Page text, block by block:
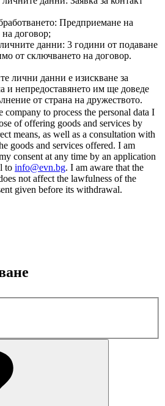
Предприемане на
договор;
данни: 3 години от подаване
от сключването на договор.
лични данни е изискване за
и непредоставянето им ще доведе
от страна на дружеството.
company to process the personal data I
of offering goods and services by
means, as well as a consultation with
goods and services offered. I am
consent at any time by an application
to info@evn.bg. I am aware that the
not affect the lawfulness of the
given before its withdrawal.